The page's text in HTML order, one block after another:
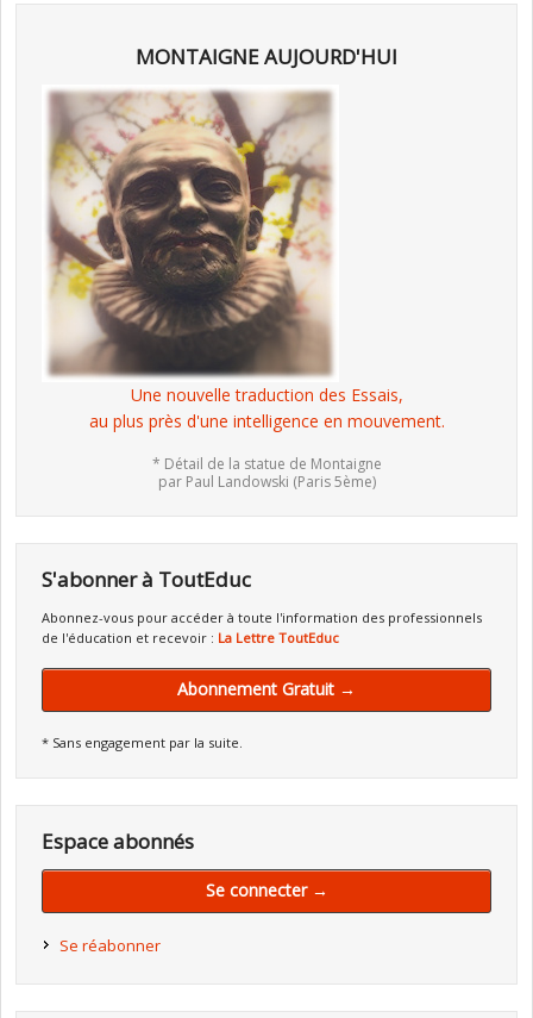
MONTAIGNE AUJOURD'HUI
Une nouvelle traduction des Essais,
au plus près d'une intelligence en mouvement.
* Détail de la statue de Montaigne
par Paul Landowski (Paris 5ème)
S'abonner à ToutEduc
Abonnez-vous pour accéder à toute l'information des professionnels
de l'éducation et recevoir : La Lettre ToutEduc
Abonnement Gratuit →
* Sans engagement par la suite.
Espace abonnés
Se connecter →
Se réabonner